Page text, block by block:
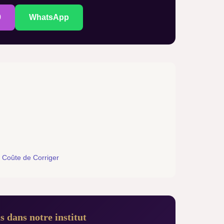
WhatsApp
de Corriger
dans notre institut